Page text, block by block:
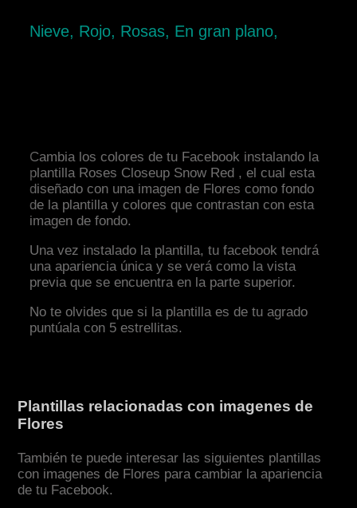
Nieve, Rojo, Rosas, En gran plano,
Cambia los colores de tu Facebook instalando la
plantilla Roses Closeup Snow Red , el cual esta
diseñado con una imagen de Flores como fondo
de la plantilla y colores que contrastan con esta
imagen de fondo.
Una vez instalado la plantilla, tu facebook tendrá
una apariencia única y se verá como la vista
previa que se encuentra en la parte superior.
No te olvides que si la plantilla es de tu agrado
puntúala con 5 estrellitas.
Plantillas relacionadas con imagenes de
Flores
También te puede interesar las siguientes plantillas
con imagenes de Flores para cambiar la apariencia
de tu Facebook.